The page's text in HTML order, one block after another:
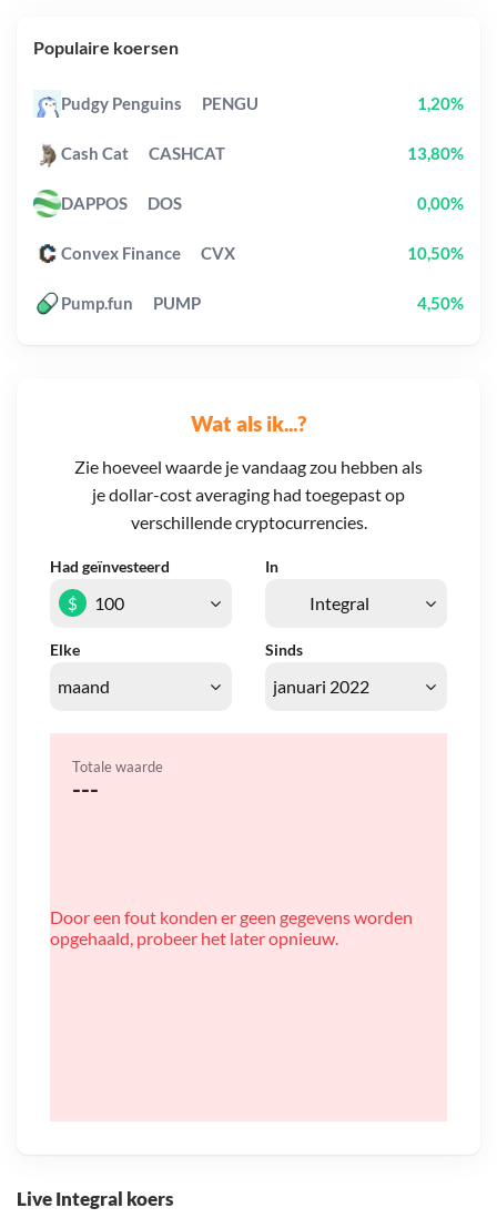
Live Integral koers
Wat als ik...?
Zie hoeveel waarde je vandaag zou hebben als
je dollar-cost averaging had toegepast op
verschillende cryptocurrencies.
Had geïnvesteerd In
Elke Sinds
$
Totale waarde
---
Door een fout konden er geen gegevens worden
opgehaald, probeer het later opnieuw.
Populaire koersen
Pudgy Penguins PENGU 1,20%
Cash Cat CASHCAT 13,80%
DAPPOS DOS 0,00%
Convex Finance CVX 10,50%
Pump.fun PUMP 4,50%